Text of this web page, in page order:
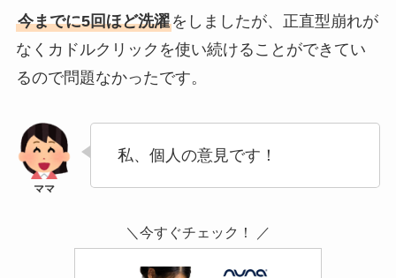
今までに5回ほど洗濯をしましたが、 正直型崩れが
なくカドルクリックを使い続けることができてい
るので問題なかったです。
私、個人の意見です！
＼今すぐチェック！ ／